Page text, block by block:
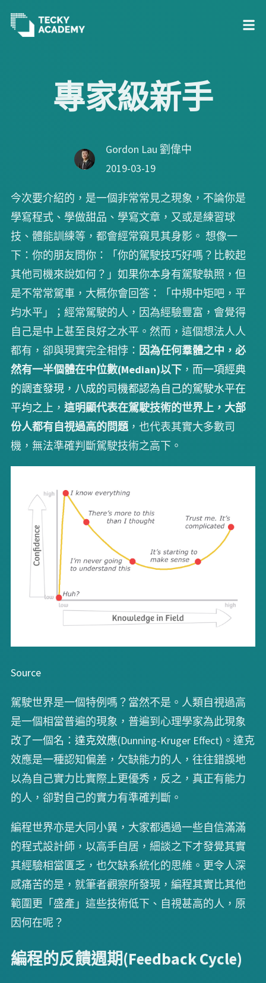
專家級新手
Gordon Lau 劉偉中
2019-03-19
今次要介紹的，是一個非常常見之現象，不論你是
學寫程式、學做甜品、學寫文章，又或是練習球
技、體能訓練等，都會經常窺見其身影。 想像一
下：你的朋友問你：「你的駕駛技巧好嗎？比較起
其他司機來說如何？」如果你本身有駕駛執照，但
是不常常駕車，大概你會回答：「中規中矩吧，平
均水平」；經常駕駛的人，因為經驗豐富，會覺得
自己是中上甚至良好之水平。然而，這個想法人人
都有，卻與現實完全相悖： 因為任何羣體之中，必
然有一半個體在中位數(Median)以下 ， 而一項經典
的調查發現，八成的司機都認為自己的駕駛水平在
平均之上 ， 這明顯代表在駕駛技術的世界上，大部
份人都有自視過高的問題，也代表其實大多數司
機，無法準確判斷駕駛技術之高下。
Source
駕駛世界是一個特例嗎？當然不是。人類自視過高
是一個相當普遍的現象，普遍到心理學家為此現象
改了一個名： 達克效應(Dunning-Kruger Effect)。達克
效應是一種認知偏差，欠缺能力的人，往往錯誤地
以為自己實力比實際上更優秀，反之，真正有能力
的人，卻對自己的實力有準確判斷。
編程世界亦是大同小異，大家都遇過一些自信滿滿
的程式設計師，以高手自居，細談之下才發覺其實
其經驗相當匱乏，也欠缺系統化的思維。更令人深
感痛苦的是，就筆者觀察所發現，編程其實比其他
範圍更「盛產」這些技術低下、自視甚高的人，原
因何在呢？
編程的反饋週期(Feedback Cycle)